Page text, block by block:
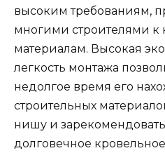
высоким требованиям,
многими строителями к
материалам. Высокая
легкость монтажа
недолгое время его
строительных
нишу и
долговечное